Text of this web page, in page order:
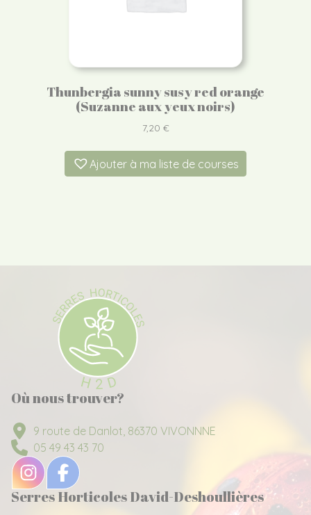
Thunbergia sunny susy red orange
(Suzanne aux yeux noirs)
7,20 €
Ajouter à ma liste de courses
Où nous trouver?
9 route de Danlot, 86370 VIVONNNE
05 49 43 43 70
Serres Horticoles David-Deshoullières